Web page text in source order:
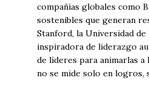
compañías globales como
sostenibles que generan
Stanford, la Universidad
inspiradora de liderazgo
de líderes para animarlas
no se mide solo en logros,